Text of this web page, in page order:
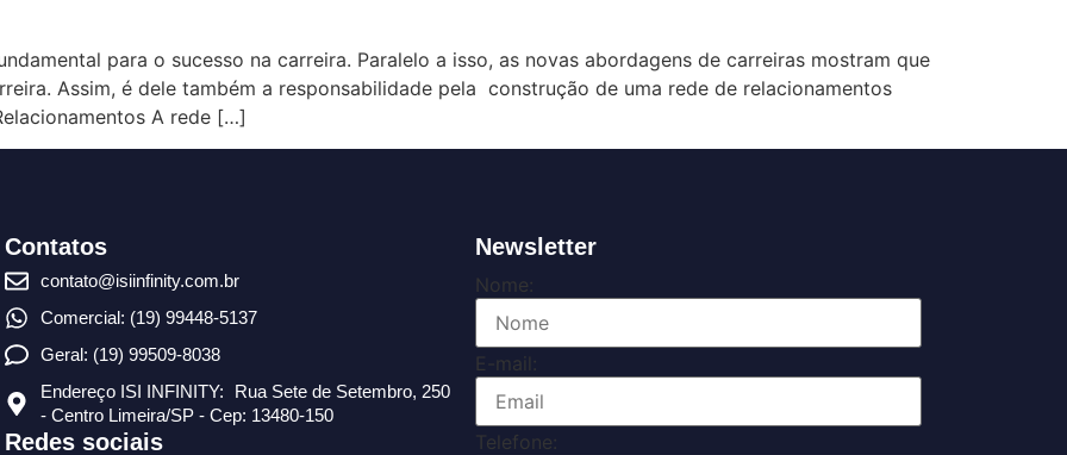
para o sucesso na carreira. Paralelo a isso, as novas abordagens de carreiras mostram que
Assim, é dele também a responsabilidade pela construção de uma rede de relacionamentos
A rede […]
Contatos
contato@isiinfinity.com.br
Comercial: (19) 99448-5137
Geral: (19) 99509-8038
Endereço ISI INFINITY: Rua Sete de Setembro, 250
- Centro Limeira/SP - Cep: 13480-150
Redes sociais
Newsletter
Nome:
E-mail:
Telefone: